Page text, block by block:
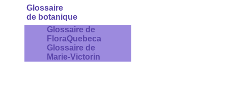
Glossaire
de botanique
Glossaire de
FloraQuebeca
Glossaire de
Marie-Victorin